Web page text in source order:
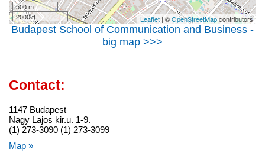
500 m
2000 ft
Leaflet | ©OpenStreetMapcontributors
Budapest School of Communication and Business -
big map >>>
Contact:
1147 Budapest
Nagy Lajos kir.u. 1-9.
(1) 273-3090 (1) 273-3099
Map »